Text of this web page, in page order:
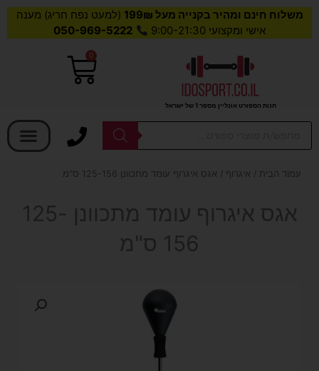
משלוח חינם ומהיר בקנייה מעל 199₪
(למעט נפח חריג) מענה
אישי ומקצועי 9:00-21:30
050-969-5222
חנות הספורט אונליין מספר 1 של ישראל
0
עגלת
Products
עמוד הבית / איגרוף / אגס איגרוף עומד מתכוונן 125-156 ס"מ
אגס איגרוף עומד מתכוונן 125-
156 ס"מ